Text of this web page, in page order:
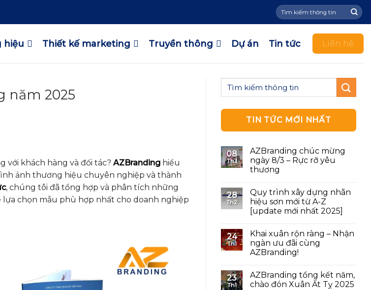
Tìm
kiếm:
hiệu Thiết kế marketing Truyền thông Dự án Tin tức Liên hệ
năm 2025
với khách hàng và đối tác? AZBranding hiểu
ảnh thương hiệu chuyên nghiệp và thành
, chúng tôi đã tổng hợp và phân tích những
chọn mẫu phù hợp nhất cho doanh nghiệp
TIN TỨC MỚI NHẤT
08
Th3
AZBranding chúc mừng
ngày 8/3 – Rực rỡ yêu
thương
28
Th2
Quy trình xây dựng nhãn
hiệu sơn mới từ A-Z
[update mới nhất 2025]
24
Th1
Khai xuân rộn ràng – Nhận
ngàn ưu đãi cùng
AZBranding!
23
Th1
AZBranding tổng kết năm,
chào đón Xuân Ất Tỵ 2025